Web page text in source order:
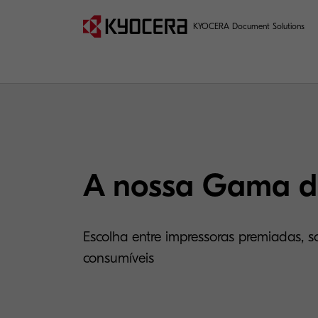
KYOCERA Document Solutions
A nossa Gama
Escolha entre impressoras premiadas,
consumíveis